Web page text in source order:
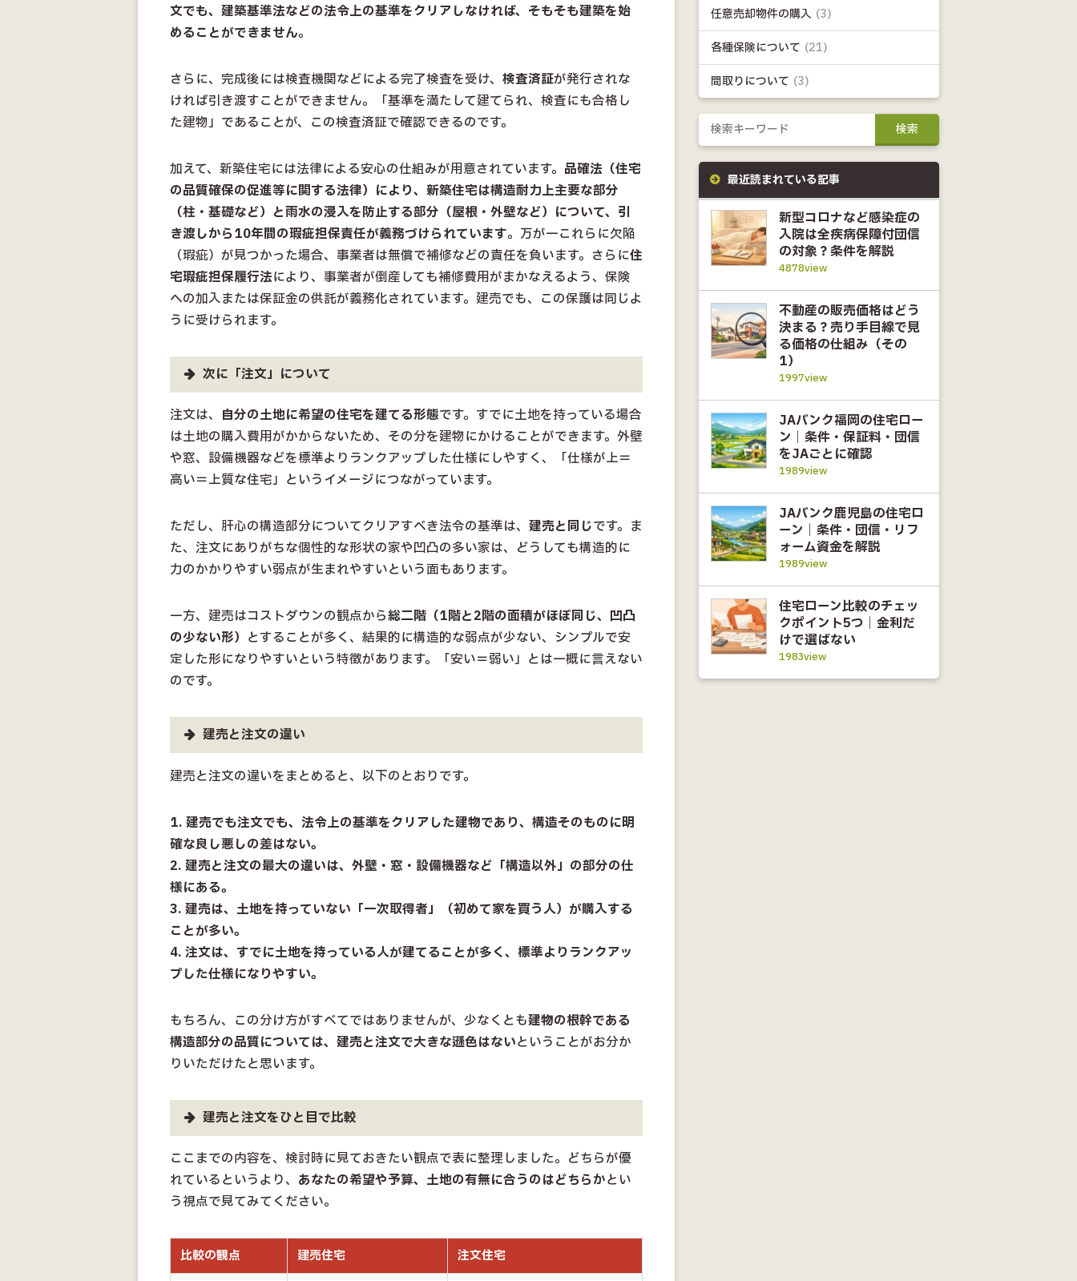
文でも、建築基準法などの法令上の基準をクリアしなければ、そもそも建築を始
めることができません。
さらに、完成後には検査機関などによる完了検査を受け、 検査済証が発行されな
ければ引き渡すことができません。「基準を満たして建てられ、検査にも合格し
た建物」であることが、この検査済証で確認できるのです。
加えて、新築住宅には法律による安心の仕組みが用意されています。 品確法（住宅
の品質確保の促進等に関する法律）により、新築住宅は構造耐力上主要な部分
（柱・基礎など）と雨水の浸入を防止する部分（屋根・外壁など）について、引
き渡しから10年間の瑕疵担保責任が義務づけられています。万が一これらに欠陥
（瑕疵）が見つかった場合、事業者は無償で補修などの責任を負います。さらに住
宅瑕疵担保履行法により、事業者が倒産しても補修費用がまかなえるよう、保険
への加入または保証金の供託が義務化されています。建売でも、この保護は同じよ
うに受けられます。
次に「注文」について
注文は、 自分の土地に希望の住宅を建てる形態です。すでに土地を持っている場合
は土地の購入費用がかからないため、その分を建物にかけることができます。外壁
や窓、設備機器などを標準よりランクアップした仕様にしやすく、「仕様が上＝
高い＝上質な住宅」というイメージにつながっています。
ただし、肝心の構造部分についてクリアすべき法令の基準は、 建売と同じです。ま
た、注文にありがちな個性的な形状の家や凹凸の多い家は、どうしても構造的に
力のかかりやすい弱点が生まれやすいという面もあります。
一方、建売はコストダウンの観点から総二階（1階と2階の面積がほぼ同じ、凹凸
の少ない形） とすることが多く、結果的に構造的な弱点が少ない、シンプルで安
定した形になりやすいという特徴があります。「安い＝弱い」とは一概に言えない
のです。
建売と注文の違い
建売と注文の違いをまとめると、以下のとおりです。
1. 建売でも注文でも、法令上の基準をクリアした建物であり、構造そのものに明
確な良し悪しの差はない。
2. 建売と注文の最大の違いは、外壁・窓・設備機器など「構造以外」の部分の仕
様にある。
3. 建売は、土地を持っていない「一次取得者」（初めて家を買う人）が購入する
ことが多い。
4. 注文は、すでに土地を持っている人が建てることが多く、標準よりランクアッ
プした仕様になりやすい。
もちろん、この分け方がすべてではありませんが、少なくとも建物の根幹である
構造部分の品質については、建売と注文で大きな遜色はないということがお分か
りいただけたと思います。
建売と注文をひと目で比較
ここまでの内容を、検討時に見ておきたい観点で表に整理しました。どちらが優
れているというより、 あなたの希望や予算、土地の有無に合うのはどちらかとい
う視点で見てみてください。
比較の観点 建売住宅
注文住宅
任意売却物件の購入 (3)
各種保険について (21)
間取りについて (3)
最近読まれている記事
新型コロナなど感染症の
入院は全疾病保障付団信
の対象？条件を解説
4878view
不動産の販売価格はどう
決まる？売り手目線で見
る価格の仕組み（その
1）
1997view
JAバンク福岡の住宅ロー
ン｜条件・保証料・団信
をJAごとに確認
1989view
JAバンク鹿児島の住宅ロ
ーン｜条件・団信・リフ
ォーム資金を解説
1989view
住宅ローン比較のチェッ
クポイント5つ｜金利だ
けで選ばない
1983view